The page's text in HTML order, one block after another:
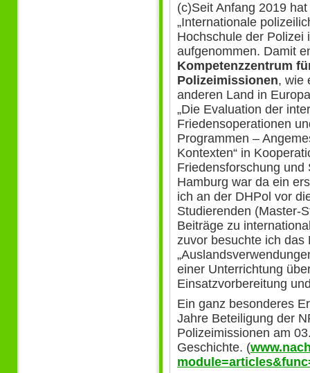
(c)Seit Anfang 2019
„Internationale
Hochschule der Polizei
aufgenommen. Damit
Kompetenzzentrum
Polizeimissionen, wie
anderen Land in
„Die Evaluation der
Friedensoperationen
Programmen –
Kontexten“ in
Friedensforschung
Hamburg war da ein
ich an der DHPol vor
Studierenden (Master-
Beiträge zu
zuvor besuchte ich das
einer Unterrichtung
Einsatzvorbereitung
Ein ganz besonderes
Jahre Beteiligung der
Polizeimissionen am
Geschichte. (